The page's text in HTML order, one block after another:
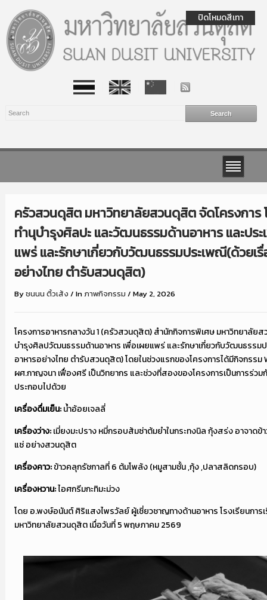
ครัวสวนดุสิต มหาวิทยาลัยสวนดุสิต จัดโครงการ
ทำนุบำรุงศิลปะ และวัฒนธรรมด้านอาหาร และปร
แพร่ และรักษาเกี่ยวกับวัฒนธรรมประเพณี(ด้วยเรื่
อย่างไทย ตำรับสวนดุสิต)
Byชนนน ติ้วเส้ง / Inภาพกิจกรรม / May 2, 2026
โครงการอาหารกลางวัน 1 (ครัวสวนดุสิต) สำนักกิจการพิเศษ มหาวิทยาลัย
บำรุงศิลปวัฒนธรรมด้านอาหาร เพื่อเผยแพร่ และรักษาเกี่ยวกับวัฒนธรรม
อาหารอย่างไทย ตำรับสวนดุสิต) โดยในช่วงแรกของโครงการได้มีกิจกรรม
ผศ.กาญจนา เฟื่องศรี เป็นวิทยากร และช่วงที่สองของโครงการเป็นการร่ว
ประกอบไปด้วย
เครื่องดื่มเย็น:น้ำอ้อยเจลลี่
เครื่องว่าง:เมี่ยงมะปราง หมี่กรอบส้มซ่าต้มยำในกระทงนิล กุ้งสร่ง อาจาดข้
แช่ อย่างสวนดุสิต
เครื่องคาว:ข้าวคลุกรัชกาลที่ 6 ต้มโพล้ง (หมูสามชั้น ,กุ้ง ,ปลาสลิดกรอบ)
เครื่องหวาน:ไอศกรีมกะทิมะม่วง
โดย อ.พงษ์อนันต์ ศิริแสงไพรวัลย์ ผู้เชี่ยวชาญทางด้านอาหาร โรงเรียนการ
มหาวิทยาลัยสวนดุสิต เมื่อวันที่ 5 พฤษภาคม 2569
ปิดโหมดสีเทา